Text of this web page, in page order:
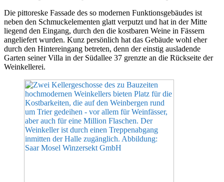
Die pittoreske Fassade des so modernen Funktionsgebäudes ist
neben den Schmuckelementen glatt verputzt und hat in der Mitte
liegend den Eingang, durch den die kostbaren Weine in Fässern
angeliefert wurden. Kunz persönlich hat das Gebäude wohl eher
durch den Hintereingang betreten, denn der einstig ausladende
Garten seiner Villa in der Südallee 37 grenzte an die Rückseite der
Weinkellerei.